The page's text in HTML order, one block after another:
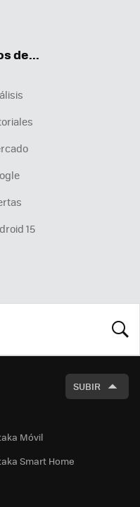
de...
15
SUBIR
Móvil
Smart Home